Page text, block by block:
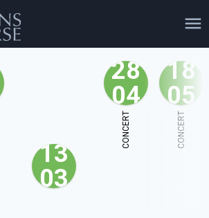
personnes shop
facebook
13
03
28
04
CONCERT
18
05
CONCERT